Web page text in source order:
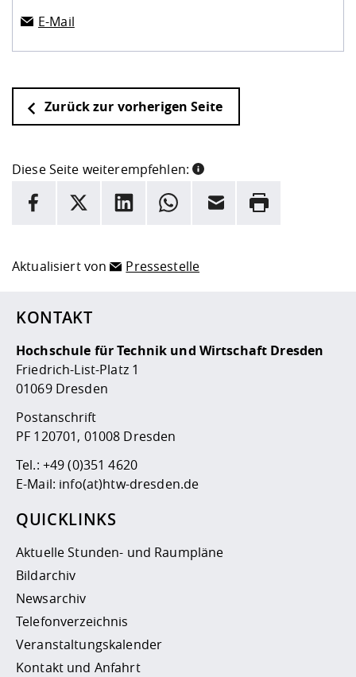
E-Mail
Zurück zur vorherigen Seite
Diese Seite weiterempfehlen:
INFORMATION
Facebook
X LinkedInWhatsappE-Mail Drucken
Aktualisiert von Pressestelle
KONTAKT
Hochschule für Technik und Wirtschaft Dresden
Friedrich-List-Platz 1
01069 Dresden
Postanschrift
PF 120701, 01008 Dresden
Tel.: +49 (0)351 4620
E-Mail: info(at)htw-dresden.de
QUICKLINKS
Aktuelle Stunden- und Raumpläne
Bildarchiv
Newsarchiv
Telefonverzeichnis
Veranstaltungskalender
Kontakt und Anfahrt